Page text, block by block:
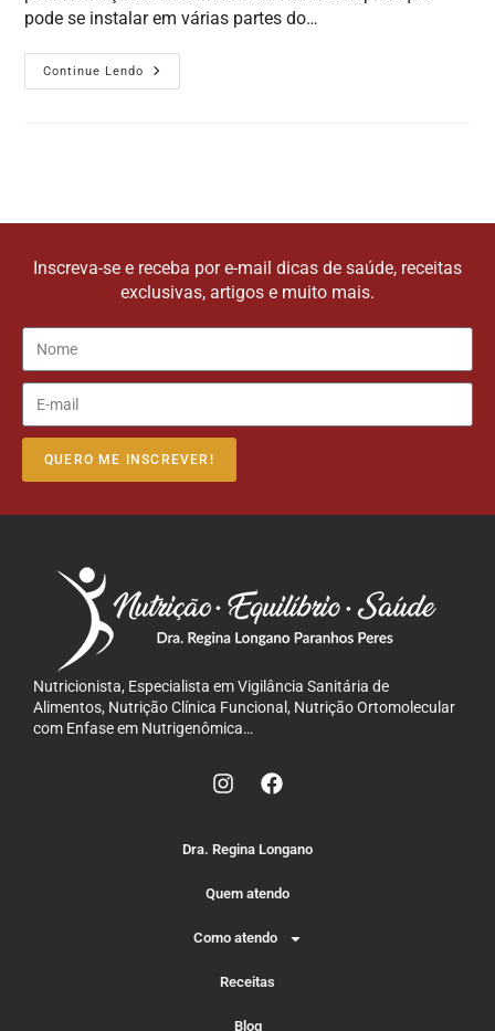
pode se instalar em várias partes do…
Continue Lendo
Inscreva-se e receba por e-mail dicas de saúde, receitas
exclusivas, artigos e muito mais.
QUERO ME INSCREVER!
Nutricionista, Especialista em Vigilância Sanitária de
Alimentos, Nutrição Clínica Funcional, Nutrição Ortomolecular
com Enfase em Nutrigenômica…
Dra. Regina Longano
Quem atendo
Como atendo
Receitas
Blog